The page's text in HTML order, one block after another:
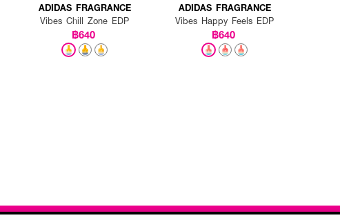
ADIDAS FRAGRANCE
Vibes Chill Zone EDP
฿640
ADIDAS FRAGRANCE
Vibes Happy Feels EDP
฿640